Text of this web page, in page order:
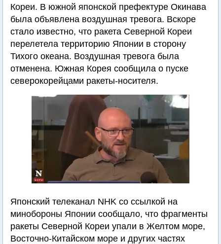
Кореи. В южной японской префектуре Окинава
была объявлена воздушная тревога. Вскоре
стало известно, что ракета Северной Кореи
перелетела территорию Японии в сторону
Тихого океана. Воздушная тревога была
отменена. Южная Корея сообщила о пуске
северокорейцами ракеты-носителя.
Японский телеканал NHK со ссылкой на
минобороны Японии сообщало, что фрагменты
ракеты Северной Кореи упали в Желтом море,
Восточно-Китайском море и других частях